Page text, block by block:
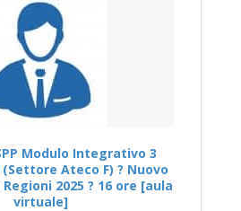
Modulo Integrativo 3
(Settore Ateco F) ? Nuovo
2025 ? 16 ore [aula
virtuale]